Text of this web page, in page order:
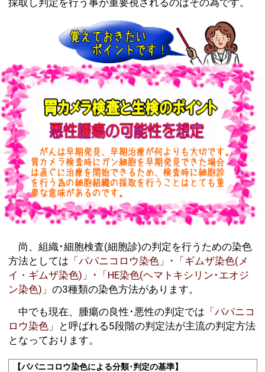
採取し判定を行う事が重要視されるのはその為です。
尚、組織･細胞検査(細胞診)の判定を行うための染色
方法としては 「パパニコロウ染色」･「ギムザ染色(メ
イ・ギムザ染色)」･「HE染色(ヘマトキシリン･エオジ
ン染色)」 の3種類の染色方法があります。
中でも現在、腫瘍の良性･悪性の判定では 「パパニコ
ロウ染色」
と呼ばれる5段階の判定法が主流の判定方法
となっております。
【パパニコロウ染色による分類･判定の基準】